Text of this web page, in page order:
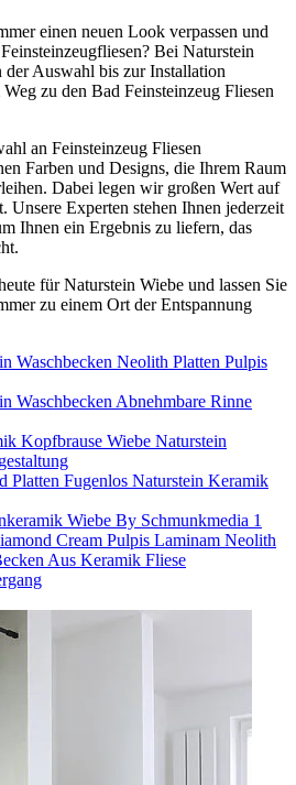
einen neuen Look verpassen und
Bei Naturstein
Auswahl bis zur Installation
zu den Bad Feinsteinzeug Fliesen
an Feinsteinzeug Fliesen
Farben und Designs, die Ihrem Raum
Dabei legen wir großen Wert auf
Unsere Experten stehen Ihnen jederzeit
Ihnen ein Ergebnis zu liefern, das
für Naturstein Wiebe und lassen Sie
zu einem Ort der Entspannung